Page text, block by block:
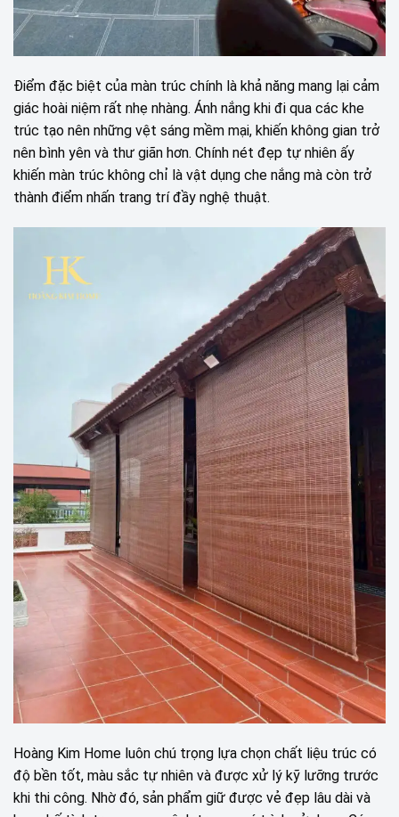
Điểm đặc biệt của màn trúc chính là khả năng mang lại cảm
giác hoài niệm rất nhẹ nhàng. Ánh nắng khi đi qua các khe
trúc tạo nên những vệt sáng mềm mại, khiến không gian trở
nên bình yên và thư giãn hơn. Chính nét đẹp tự nhiên ấy
khiến màn trúc không chỉ là vật dụng che nắng mà còn trở
thành điểm nhấn trang trí đầy nghệ thuật.
Hoàng Kim Home luôn chú trọng lựa chọn chất liệu trúc có
độ bền tốt, màu sắc tự nhiên và được xử lý kỹ lưỡng trước
khi thi công. Nhờ đó, sản phẩm giữ được vẻ đẹp lâu dài và